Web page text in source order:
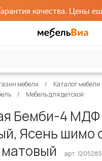
качества. Цены
мебели
Каталог мебели
Мебель для детской
Бемби-4
Ясень шимо
арт.